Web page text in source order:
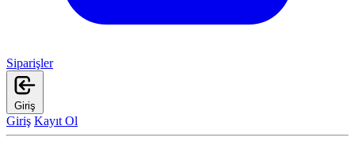
Siparişler
Giriş
Giriş Kayıt Ol